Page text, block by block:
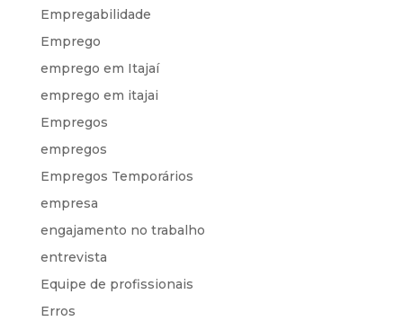
Empregabilidade
Emprego
emprego em Itajaí
emprego em itajai
Empregos
empregos
Empregos Temporários
empresa
engajamento no trabalho
entrevista
Equipe de profissionais
Erros